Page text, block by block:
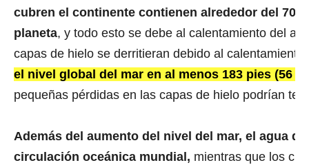
cubren el continente contienen alrededor del
planeta, y todo esto se debe al calentamiento del
capas de hielo se derritieran debido al
el nivel global del mar en al menos 183 pies (56
pequeñas pérdidas en las capas de hielo podrían
Además del aumento del nivel del mar, el agua
circulación oceánica mundial, mientras que los